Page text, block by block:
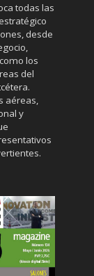
todas las
desde
los
del
aéreas,
y